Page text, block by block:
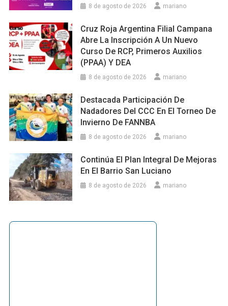
8 de agosto de 2026 mariano
Cruz Roja Argentina Filial Campana
Abre La Inscripción A Un Nuevo
Curso De RCP, Primeros Auxilios
(PPAA) Y DEA
8 de agosto de 2026 mariano
Destacada Participación De
Nadadores Del CCC En El Torneo De
Invierno De FANNBA
8 de agosto de 2026 mariano
Continúa El Plan Integral De Mejoras
En El Barrio San Luciano
8 de agosto de 2026 mariano